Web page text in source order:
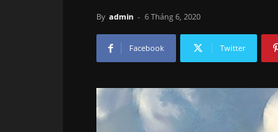
By admin - 6 Tháng 6, 2020
Facebook Twitter